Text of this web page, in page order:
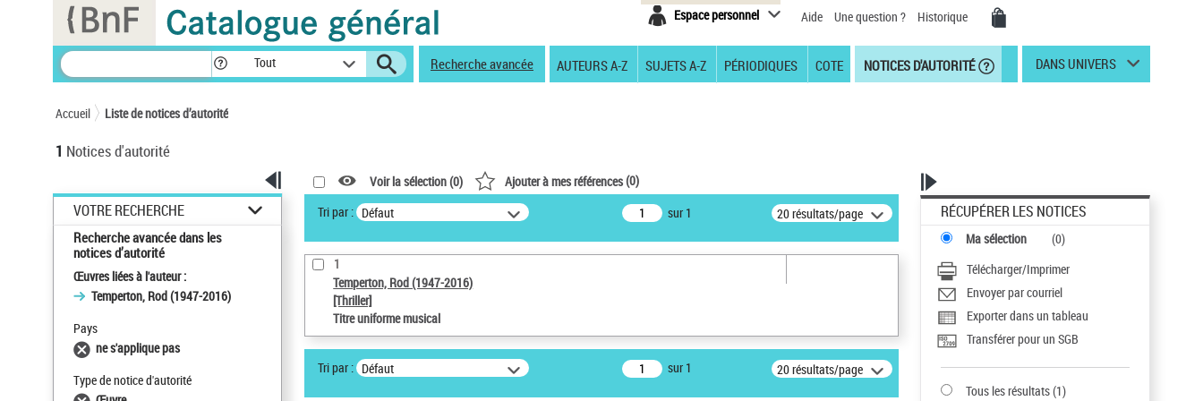
Espace personnel Aide Une question ? Historique
Tout Recherche avancée AUTEURS A-Z SUJETS A-Z PÉRIODIQUES COTE NOTICES D'AUTORITÉ DANS UNIVERS
Accueil Liste de notices d’autorité
1 Notices d'autorité
VOTRE RECHERCHE
Recherche avancée dans les
notices d’autorité
Œuvres liées à l'auteur :
Temperton, Rod (1947-2016)
Pays
ne s'applique pas
Type de notice d'autorité
Voir la sélection (0) Ajouter à mes références(0)
Tri par : Défaut sur 1 20 résultats/page
1
Temperton, Rod (1947-2016)
[Thriller]
Titre uniforme musical
Tri par : Défaut sur 1 20 résultats/page
RÉCUPÉRER LES NOTICES
Ma sélection (0)
Télécharger/Imprimer
Envoyer par courriel
Exporter dans un tableau
Transférer pour un SGB
Tous les résultats(1)
Panneau de gestion des cookies